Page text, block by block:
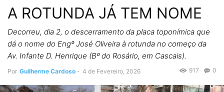
A ROTUNDA JÁ TEM NOME
Decorreu, dia 2, o descerramento da placa toponímica que
dá o nome do Engº José Oliveira à rotunda no começo da
Av. Infante D. Henrique (Bº do Rosário, em Cascais).
Por Guilherme Cardoso - 4 de Fevereiro, 2026 0
917